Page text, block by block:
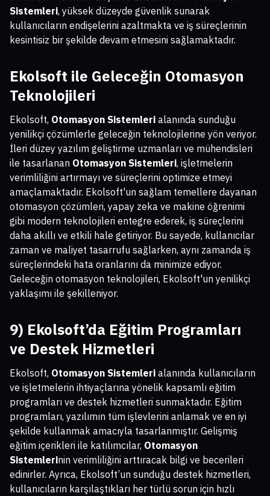
Sistemleri, yüksek düzeyde güvenlik sunarak
kullanıcıların endişelerini azaltmakta ve iş süreçlerinin
kesintisiz bir şekilde devam etmesini sağlamaktadır.
Ekolsoft ile Geleceğin Otomasyon
Teknolojileri
Ekolsoft, Otomasyon Sistemleri alanında sunduğu
yenilikçi çözümlerle geleceğin teknolojilerine yön veriyor.
İleri düzey yazılım geliştirme uzmanları ve mühendisleri
ile tasarlanan Otomasyon Sistemleri, işletmelerin
verimliliğini artırmayı ve süreçlerini optimize etmeyi
amaçlamaktadır. Ekolsoft'un sağlam temellere dayanan
otomasyon çözümleri, yapay zeka ve makine öğrenimi
gibi modern teknolojileri entegre ederek, iş süreçlerini
daha akıllı ve etkili hale getiriyor. Bu sayede, kullanıcılar
zaman ve maliyet tasarrufu sağlarken, aynı zamanda iş
süreçlerindeki hata oranlarını da minimize ediyor.
Geleceğin otomasyon teknolojileri, Ekolsoft'un yenilikçi
yaklaşımı ile şekilleniyor.
9) Ekolsoft’da Eğitim Programları
ve Destek Hizmetleri
Ekolsoft, Otomasyon Sistemleri alanında kullanıcıların
ve işletmelerin ihtiyaçlarına yönelik kapsamlı eğitim
programları ve destek hizmetleri sunmaktadır. Eğitim
programları, yazılımın tüm işlevlerini anlamak ve en iyi
şekilde kullanmak amacıyla tasarlanmıştır. Gelişmiş
eğitim içerikleri ile katılımcılar, Otomasyon
Sistemlerinin verimliliğini arttıracak bilgi ve becerileri
edinirler. Ayrıca, Ekolsoft’un sunduğu destek hizmetleri,
kullanıcıların karşılaştıkları her türlü sorun için hızlı